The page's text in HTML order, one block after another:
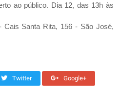
ao público. Dia 12, das 13h às
Cais Santa Rita, 156 - São José,
Twitter Google+